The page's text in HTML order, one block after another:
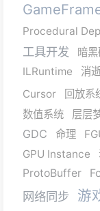
Procedural
工具开发 暗
ILRuntime
消
Cursor
回放系
数值系统
层层
GDC 命理
GPU Instance
ProtoBuffer
网络同步 游